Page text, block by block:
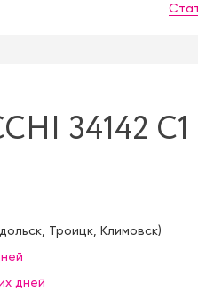
34142 C1
, Троицк, Климовск)
дней